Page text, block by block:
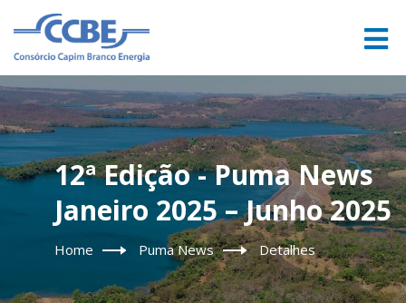
12ª Edição - Puma News
Janeiro 2025 – Junho 2025
Home Puma News Detalhes